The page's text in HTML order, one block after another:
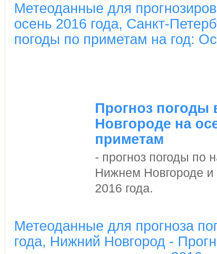
Метеоданные для
осень 2016 года, Санкт-
погоды по приметам на год:
Прогноз погоды
Новгороде на
приметам
- прогноз погоды по
Нижнем Новгороде и
2016 года.
Метеоданные для прогноза
года, Нижний Новгород -